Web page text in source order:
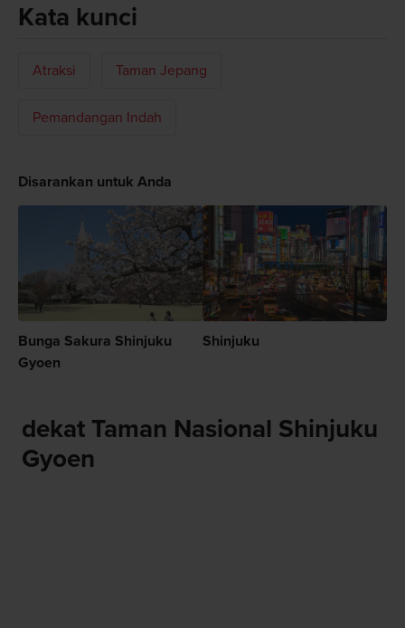
Kata kunci
Atraksi Taman Jepang
Pemandangan Indah
Disarankan untuk Anda
Bunga Sakura Shinjuku
Gyoen
Shinjuku
dekat Taman Nasional Shinjuku
Gyoen